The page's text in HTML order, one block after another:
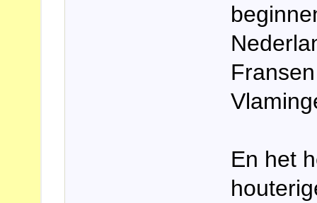
En het